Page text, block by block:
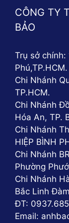
CÔNG TY
BẢO
Trụ sở chính:
Phú,TP.HCM.
Chi Nhánh
TP.HCM.
Chi Nhánh
Hóa An, TP.
Chi Nhánh
HIỆP BÌNH
Chi Nhánh
Phường
Chi Nhánh
Bắc Linh
ĐT:
Email: